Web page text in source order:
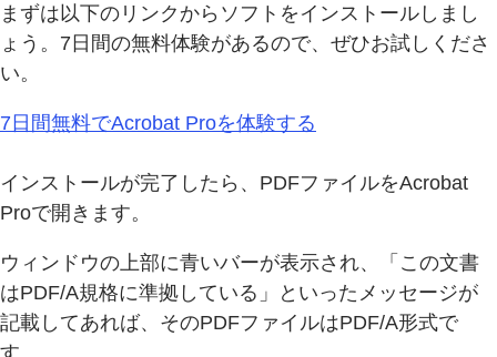
まずは以下のリンクからソフトをインストールしまし
ょう。7日間の無料体験があるので、ぜひお試しくださ
い。
7日間無料でAcrobat Proを体験する
インストールが完了したら、PDFファイルをAcrobat
Proで開きます。
ウィンドウの上部に青いバーが表示され、「この文書
はPDF/A規格に準拠している」といったメッセージが
記載してあれば、そのPDFファイルはPDF/A形式で
す。